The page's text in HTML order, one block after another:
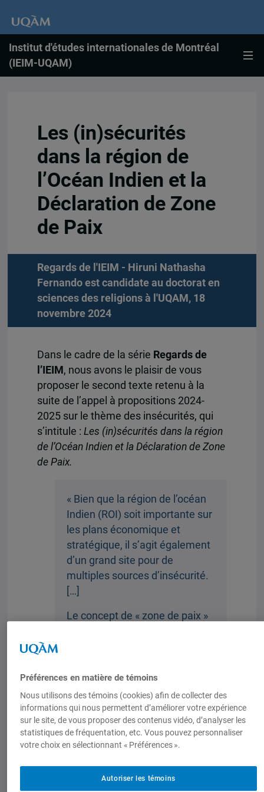
Institut d'études internationales de Montréal
(IEIM-UQAM)
Les (in)sécurités
dans la région de
l’Océan Indien et la
Déclaration de Zone
de Paix
Regards de l'IEIM - Hiruni Nathasha
Fernando est candidate au doctorat en
sciences des religions à l'UQAM, 18
novembre 2024
Dans le cadre de la série Regards de
l’IEIM, nous avons le plaisir de vous
proposer le second texte retenu à la
suite de l’appel à propositions 2024-
2025 sur le thème des insécurités, qui
s’intitule : Les (in)sécurités dans la région
de l’Océan Indien et la Déclaration de Zone
de Paix.
« Bien que la région de l’océan
Indien (ROI) soit importante sur
les plans économique et
stratégique, il s’agit également
d’un grand site pour de
multiples sources d’insécurité.
[…]
Le concept de « zone de paix »
aspiration pour atténuer les
tensions militaires et
promouvoir un dialogue inclusif
[…] pour assurer un avenir
pacifique et prospère pour la
Préférences en matière de témoins
Nous utilisons des témoins (cookies) afin de collecter des
informations qui nous permettent d’améliorer votre expérience
sur le site, de vous proposer des contenus vidéo, d’analyser les
statistiques de fréquentation, etc. Vous pouvez personnaliser
votre choix en sélectionnant « Préférences ».
Autoriser les témoins